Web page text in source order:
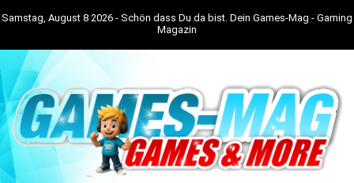
Samstag, August 8 2026 - Schön dass Du da bist. Dein Games-Mag - Gaming
Magazin